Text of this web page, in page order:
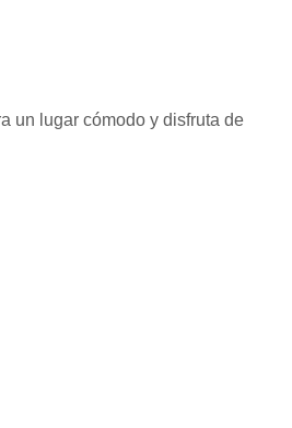
un lugar cómodo y disfruta de